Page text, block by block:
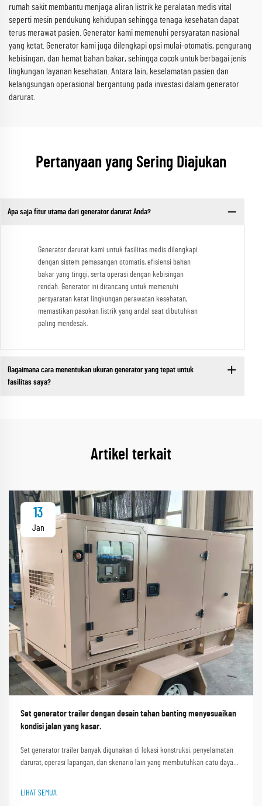
rumah sakit membantu menjaga aliran listrik ke peralatan medis vital
seperti mesin pendukung kehidupan sehingga tenaga kesehatan dapat
terus merawat pasien. Generator kami memenuhi persyaratan nasional
yang ketat. Generator kami juga dilengkapi opsi mulai-otomatis, pengurang
kebisingan, dan hemat bahan bakar, sehingga cocok untuk berbagai jenis
lingkungan layanan kesehatan. Antara lain, keselamatan pasien dan
kelangsungan operasional bergantung pada investasi dalam generator
darurat.
Pertanyaan yang Sering Diajukan
Apa saja fitur utama dari generator darurat Anda?
Generator darurat kami untuk fasilitas medis dilengkapi
dengan sistem pemasangan otomatis, efisiensi bahan
bakar yang tinggi, serta operasi dengan kebisingan
rendah. Generator ini dirancang untuk memenuhi
persyaratan ketat lingkungan perawatan kesehatan,
memastikan pasokan listrik yang andal saat dibutuhkan
paling mendesak.
Bagaimana cara menentukan ukuran generator yang tepat untuk
fasilitas saya?
Artikel terkait
13
Jan
Set generator trailer dengan desain tahan banting menyesuaikan
kondisi jalan yang kasar.
Set generator trailer banyak digunakan di lokasi konstruksi, penyelamatan
darurat, operasi lapangan, dan skenario lain yang membutuhkan catu daya
LIHAT SEMUA